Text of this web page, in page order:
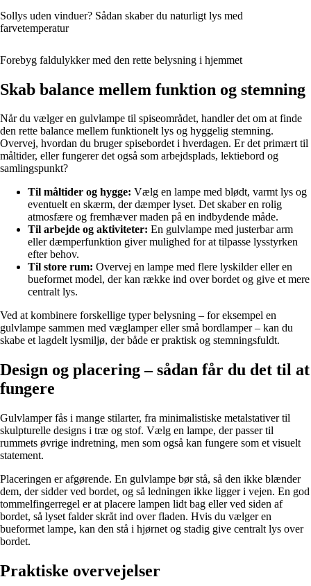
Sollys uden vinduer? Sådan skaber du naturligt lys med
farvetemperatur
Forebyg faldulykker med den rette belysning i hjemmet
Skab balance mellem funktion og stemning
Når du vælger en gulvlampe til spiseområdet, handler det om at finde
den rette balance mellem funktionelt lys og hyggelig stemning.
Overvej, hvordan du bruger spisebordet i hverdagen. Er det primært til
måltider, eller fungerer det også som arbejdsplads, lektiebord og
samlingspunkt?
Til måltider og hygge: Vælg en lampe med blødt, varmt lys og
eventuelt en skærm, der dæmper lyset. Det skaber en rolig
atmosfære og fremhæver maden på en indbydende måde.
Til arbejde og aktiviteter: En gulvlampe med justerbar arm
eller dæmperfunktion giver mulighed for at tilpasse lysstyrken
efter behov.
Til store rum: Overvej en lampe med flere lyskilder eller en
bueformet model, der kan række ind over bordet og give et mere
centralt lys.
Ved at kombinere forskellige typer belysning – for eksempel en
gulvlampe sammen med væglamper eller små bordlamper – kan du
skabe et lagdelt lysmiljø, der både er praktisk og stemningsfuldt.
Design og placering – sådan får du det til at
fungere
Gulvlamper fås i mange stilarter, fra minimalistiske metalstativer til
skulpturelle designs i træ og stof. Vælg en lampe, der passer til
rummets øvrige indretning, men som også kan fungere som et visuelt
statement.
Placeringen er afgørende. En gulvlampe bør stå, så den ikke blænder
dem, der sidder ved bordet, og så ledningen ikke ligger i vejen. En god
tommelfingerregel er at placere lampen lidt bag eller ved siden af
bordet, så lyset falder skråt ind over fladen. Hvis du vælger en
bueformet lampe, kan den stå i hjørnet og stadig give centralt lys over
bordet.
Praktiske overvejelser